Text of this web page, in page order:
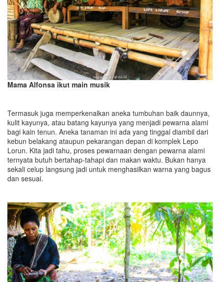
Mama Alfonsa ikut main musik
Termasuk juga memperkenalkan aneka tumbuhan baik daunnya,
kulit kayunya, atau batang kayunya yang menjadi pewarna alami
bagi kain tenun. Aneka tanaman ini ada yang tinggal diambil dari
kebun belakang ataupun pekarangan depan di komplek Lepo
Lorun. Kita jadi tahu, proses pewarnaan dengan pewarna alami
ternyata butuh bertahap-tahapi dan makan waktu. Bukan hanya
sekali celup langsung jadi untuk menghasilkan warna yang bagus
dan sesuai.